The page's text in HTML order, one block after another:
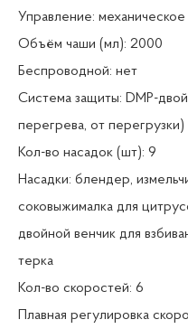
Управление: механическое
Объём чаши (мл): 2000
Беспроводной: нет
Система защиты: DMP-
перегрева, от перегрузки)
Кол-во насадок (шт): 9
Насадки: блендер,
соковыжималка для
двойной венчик для
терка
Кол-во скоростей: 6
Плавная регулировка